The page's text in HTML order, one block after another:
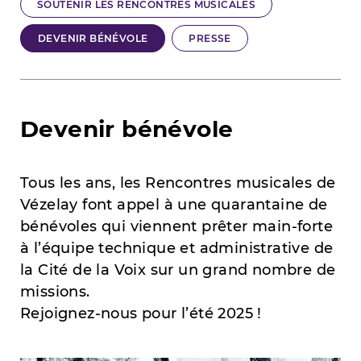
SOUTENIR LES RENCONTRES MUSICALES
DEVENIR BÉNÉVOLE PRESSE
Devenir bénévole
Tous les ans, les Rencontres musicales de
Vézelay font appel à une quarantaine de
bénévoles qui viennent prêter main-forte
à l’équipe technique et administrative de
la Cité de la Voix sur un grand nombre de
missions.
Rejoignez-nous pour l’été 2025 !